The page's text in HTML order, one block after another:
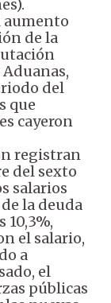
aumento
de la
del
que
cayeron
registran
del sexto
salarios
la deuda
10,3%,
el salario,
a
el
públicas